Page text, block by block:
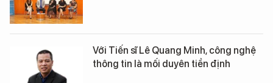
Với Tiến sĩ Lê Quang Minh, công nghệ
thông tin là mối duyên tiền định